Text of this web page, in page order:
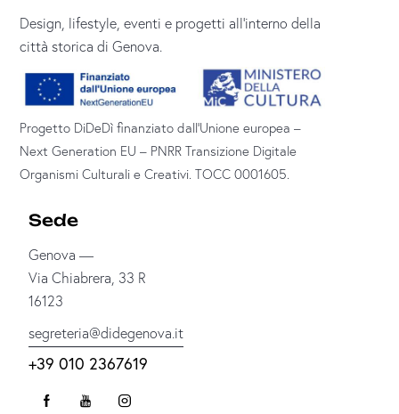
Design, lifestyle, eventi e progetti all’interno della
città storica di Genova.
Progetto DiDeDì finanziato dall’Unione europea –
Next Generation EU – PNRR Transizione Digitale
Organismi Culturali e Creativi. TOCC 0001605.
Sede
Genova —
Via Chiabrera, 33 R
16123
segreteria@didegenova.it
+39 010 2367619